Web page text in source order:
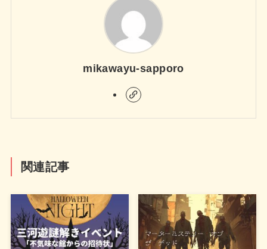
mikawayu-sapporo
関連記事